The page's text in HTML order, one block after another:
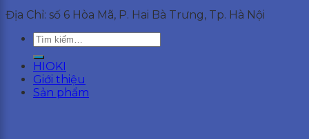
Địa Chỉ: số 6 Hòa Mã, P. Hai Bà Trưng, Tp. Hà Nội
Tìm
kiếm:
HIOKI
Giới thiệu
Sản phẩm